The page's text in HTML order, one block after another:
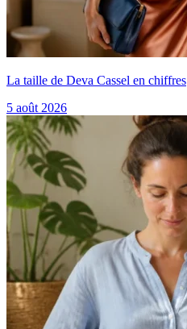
La taille de Deva Cassel en chiffres
5 août 2026